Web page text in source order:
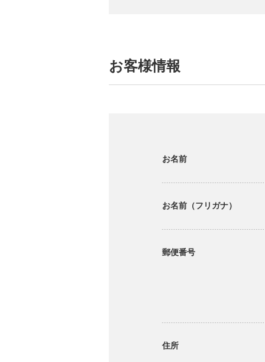
お客様情報
お名前
お名前（フリガナ）
郵便番号
住所